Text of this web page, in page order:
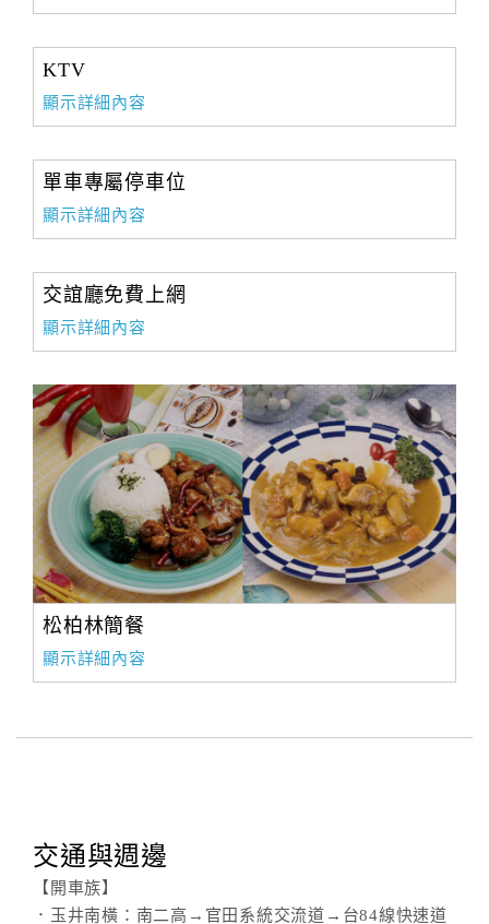
KTV
顯示詳細內容
單車專屬停車位
顯示詳細內容
交誼廳免費上網
顯示詳細內容
松柏林簡餐
顯示詳細內容
交通與週邊
【開車族】
．玉井南橫：南二高→官田系統交流道→台84線快速道